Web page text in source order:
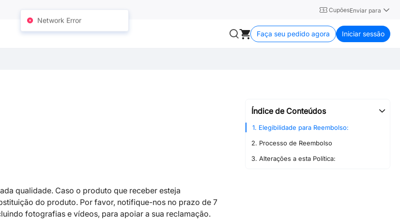
CupõesEnviar para
Faça seu pedido agora Iniciar sessão
qualidade. Caso o produto que receber esteja
do produto. Por favor, notifique-nos no prazo de 7
fotografias e vídeos, para apoiar a sua reclamação.
Índice de Conteúdos
1. Elegibilidade para Reembolso:
2. Processo de Reembolso
3. Alterações a esta Política:
Network Error